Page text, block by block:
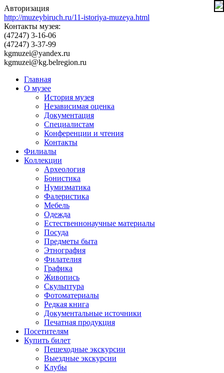
Авторизация
http://muzeybiruch.ru/11-istoriya-muzeya.html
Контакты музея:
(47247) 3-16-06
(47247) 3-37-99
kgmuzei@yandex.ru
kgmuzei@kg.belregion.ru
Главная
О музее
История музея
Независимая оценка
Документация
Специалистам
Конференции и чтения
Контакты
Филиалы
Коллекции
Археология
Бонистика
Нумизматика
Фалеристика
Мебель
Одежда
Естественнонаучные материалы
Посуда
Предметы быта
Этнография
Филателия
Графика
Живопись
Скульптура
Фотоматериалы
Редкая книга
Документальные источники
Печатная продукция
Посетителям
Купить билет
Пешеходные экскурсии
Выездные экскурсии
Клубы